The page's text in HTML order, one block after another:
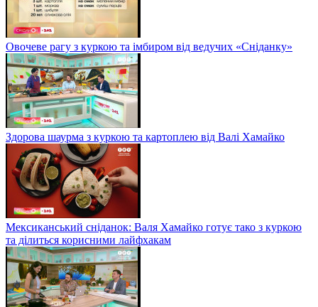
Овочеве рагу з куркою та імбиром від ведучих «Сніданку»
Здорова шаурма з куркою та картоплею від Валі Хамайко
Мексиканський сніданок: Валя Хамайко готує тако з куркою
та ділиться корисними лайфхакам